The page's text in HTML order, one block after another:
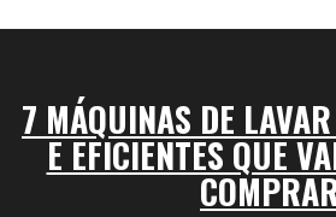
7 MÁQUINAS DE
E EFICIENTES QUE